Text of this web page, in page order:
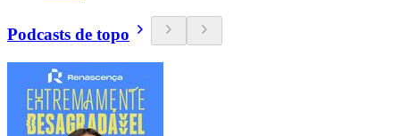
Podcasts de topo